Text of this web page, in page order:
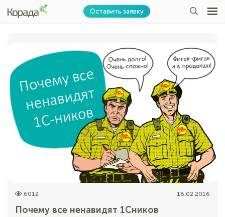
Оставить заявку
6012 16.02.2016
Почему все ненавидят 1Сников